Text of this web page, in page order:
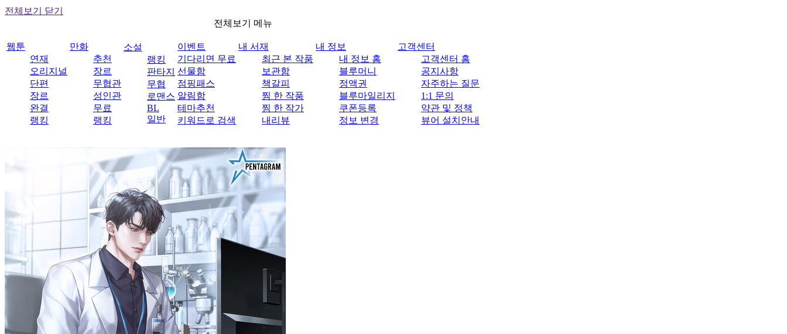
전체보기 닫기
전체보기 메뉴
웹툰
연재
오리지널
단편
장르
완결
랭킹
만화
추천
장르
무협관
성인관
무료
랭킹
소설
랭킹
판타지
무협
로맨스
BL
일반
이벤트
기다리면 무료
선물함
점핑패스
알림함
테마추천
키워드로 검색
내 서재
최근 본 작품
보관함
책갈피
찜 한 작품
찜 한 작가
내리뷰
내 정보
내 정보 홈
블루머니
정액권
블루마일리지
쿠폰등록
정보 변경
고객센터
고객센터 홈
공지사항
자주하는 질문
1:1 문의
약관 및 정책
뷰어 설치안내